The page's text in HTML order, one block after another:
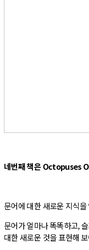
네번째 책은 Octopuses
문어에 대한 새로운 지식
문어가 얼마나 똑똑하고,
대한 새로운 것을 표현해